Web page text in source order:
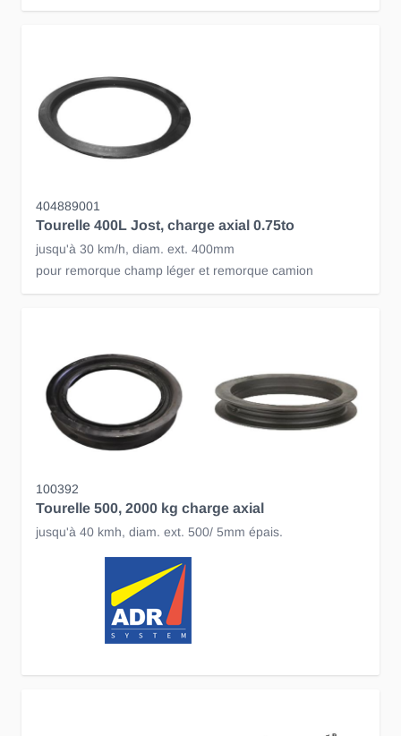
404889001
Tourelle 400L Jost, charge axial 0.75to
jusqu'à 30 km/h, diam. ext. 400mm
pour remorque champ léger et remorque camion
100392
Tourelle 500, 2000 kg charge axial
jusqu'à 40 kmh, diam. ext. 500/ 5mm épais.